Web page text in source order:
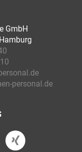
GmbH
personal.de